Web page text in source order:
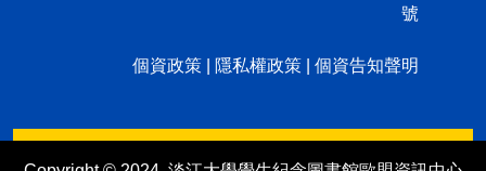
號
個資政策 隱私權政策 個資告知聲明